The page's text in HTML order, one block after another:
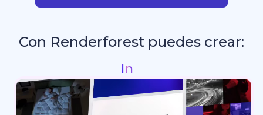
Con Renderforest puedes crear:
Gráficos para red